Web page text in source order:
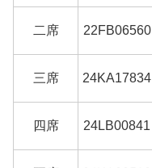
二席 22FB06560
三席 24KA17834
四席 24LB00841